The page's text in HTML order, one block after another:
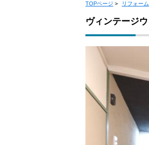
TOPページ > リフォーム
ヴィンテージ